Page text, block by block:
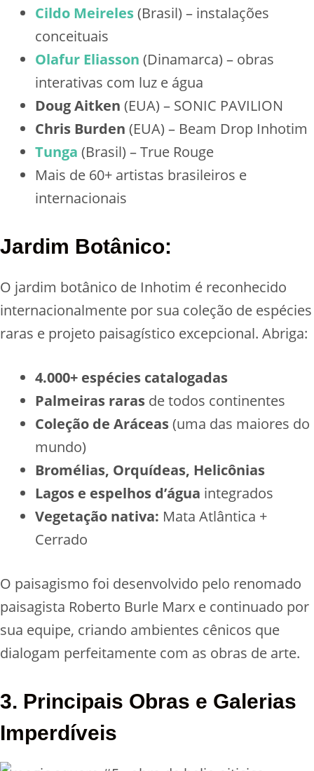
Cildo Meireles(Brasil) – instalações
conceituais
Olafur Eliasson (Dinamarca) – obras
interativas com luz e água
Doug Aitken (EUA) – SONIC PAVILION
Chris Burden (EUA) – Beam Drop Inhotim
Tunga (Brasil) – True Rouge
Mais de 60+ artistas brasileiros e
internacionais
Jardim Botânico:
O jardim botânico de Inhotim é reconhecido
internacionalmente por sua coleção de espécies
raras e projeto paisagístico excepcional. Abriga:
4.000+ espécies catalogadas
Palmeiras raras de todos continentes
Coleção de Aráceas(uma das maiores do
mundo)
Bromélias, Orquídeas, Helicônias
Lagos e espelhos d’água integrados
Vegetação nativa: Mata Atlântica +
Cerrado
O paisagismo foi desenvolvido pelo renomado
paisagista Roberto Burle Marx e continuado por
sua equipe, criando ambientes cênicos que
dialogam perfeitamente com as obras de arte.
3. Principais Obras e Galerias
Imperdíveis